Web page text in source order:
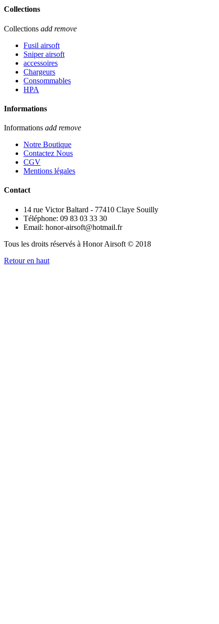
Collections
Collections add remove
Fusil airsoft
Sniper airsoft
accessoires
Chargeurs
Consommables
HPA
Informations
Informations add remove
Notre Boutique
Contactez Nous
CGV
Mentions légales
Contact
14 rue Victor Baltard - 77410 Claye Souilly
Téléphone: 09 83 03 33 30
Email: honor-airsoft@hotmail.fr
Tous les droits réservés à Honor Airsoft © 2018
Retour en haut